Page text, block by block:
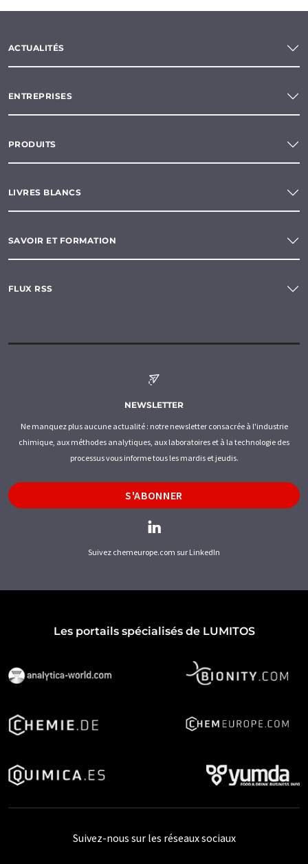
ACTUALITÉS
ENTREPRISES
PRODUITS
LIVRES BLANCS
SAVOIR ET FORMATION
FLUX RSS
NEWSLETTER
Ne manquez plus aucune actualité : notre newsletter consacrée à l'industrie
chimique, aux méthodes analytiques, aux laboratoires et à la technologie des
processus vous informe tous les mardis et jeudis.
S'ABONNER
Suivez chemeurope.com sur LinkedIn
Les portails spécialisés de LUMITOS
Suivez-nous sur les réseaux sociaux